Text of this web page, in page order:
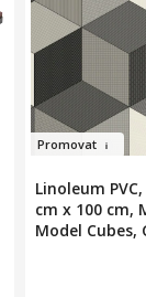
Promovat
Linoleum
cm x 100 cm,
Model Cubes,